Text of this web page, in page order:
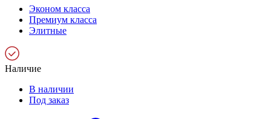
Эконом класса
Премиум класса
Элитные
Наличие
В наличии
Под заказ